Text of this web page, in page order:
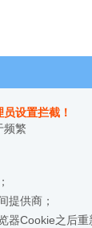
设置拦截！
频繁
提供商；
器Cookie之后重